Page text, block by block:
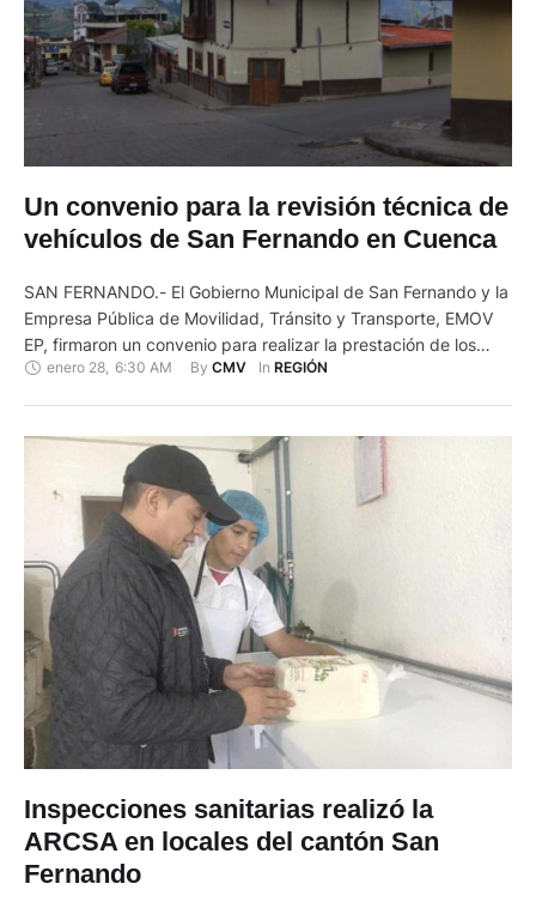
Un convenio para la revisión técnica de
vehículos de San Fernando en Cuenca
SAN FERNANDO.- El Gobierno Municipal de San Fernando y la
Empresa Pública de Movilidad, Tránsito y Transporte, EMOV
EP, firmaron un convenio para realizar la prestación de los
servicios de revisión técnica vehicular en los centros de
enero 28 6:30 AM By CMV In REGIÓN
Inspecciones sanitarias realizó la
ARCSA en locales del cantón San
Fernando